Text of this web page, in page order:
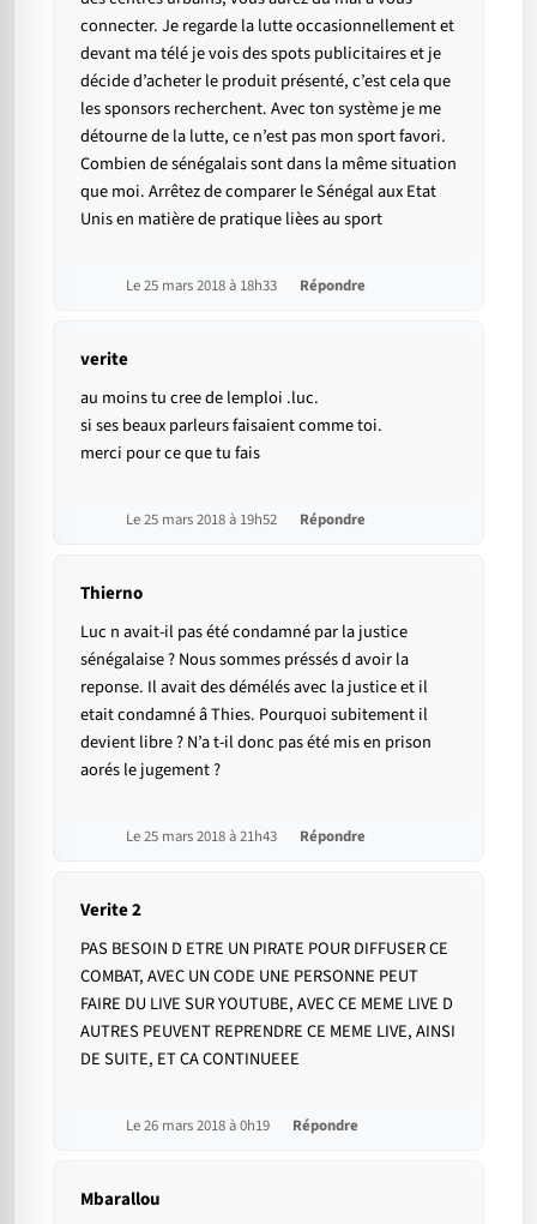
connecter. Je regarde la lutte occasionnellement et
devant ma télé je vois des spots publicitaires et je
décide d’acheter le produit présenté, c’est cela que
les sponsors recherchent. Avec ton système je me
détourne de la lutte, ce n’est pas mon sport favori.
Combien de sénégalais sont dans la même situation
que moi. Arrêtez de comparer le Sénégal aux Etat
Unis en matière de pratique lièes au sport
Le 25 mars 2018 à 18h33 Répondre
verite
au moins tu cree de lemploi .luc.
si ses beaux parleurs faisaient comme toi.
merci pour ce que tu fais
Le 25 mars 2018 à 19h52 Répondre
Thierno
Luc n avait-il pas été condamné par la justice
sénégalaise ? Nous sommes préssés d avoir la
reponse. Il avait des démélés avec la justice et il
etait condamné â Thies. Pourquoi subitement il
devient libre ? N’a t-il donc pas été mis en prison
aorés le jugement ?
Le 25 mars 2018 à 21h43 Répondre
Verite 2
PAS BESOIN D ETRE UN PIRATE POUR DIFFUSER CE
COMBAT, AVEC UN CODE UNE PERSONNE PEUT
FAIRE DU LIVE SUR YOUTUBE, AVEC CE MEME LIVE D
AUTRES PEUVENT REPRENDRE CE MEME LIVE, AINSI
DE SUITE, ET CA CONTINUEEE
Le 26 mars 2018 à 0h19 Répondre
Mbarallou